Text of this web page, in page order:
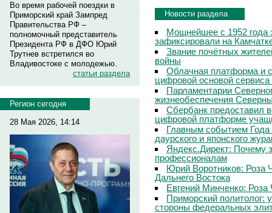
Во время рабочей поездки в
Приморский край Зампред
Правительства РФ –
полномочный представитель
Президента РФ в ДФО Юрий
Трутнев встретился во
Владивостоке с молодежью.
статьи раздела
Регион сегодня
28 Мая 2026, 14:14
Новости раздела
Мощнейшее с 1952 года
зафиксировали на
Звание почётных
войны
Облачная платформа и
цифровой основой
Парламентарии
жизнеобеспечения
Сбербанк предоставил
цифровой платформе
Главным событием
даурского и японского
Яндекс.Директ: Почему
профессионалам
Юрий Воротников: Роза
Дальнего Востока
Евгений Минченко: Роза
Приморский политолог:
стороны федеральных